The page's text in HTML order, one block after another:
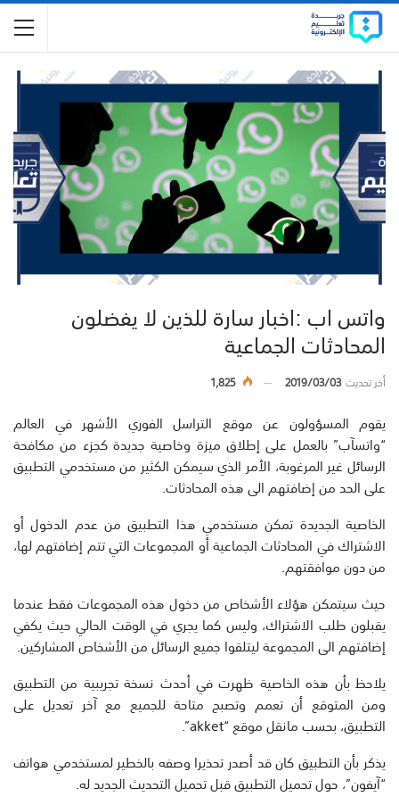
واتس اب :اخبار سارة للذين لا يفضلون
المحادثات الجماعية
أخر تحديث2019/03/03
1,825
يقوم المسؤولون عن موقع التراسل الفوري الأشهر في العالم
“واتسآب” بالعمل على إطلاق ميزة وخاصية جديدة كجزء من مكافحة
الرسائل غير المرغوبة، الأمر الذي سيمكن الكثير من مستخدمي التطبيق
على الحد من إضافتهم الى هذه المحادثات.
الخاصية الجديدة تمكن مستخدمي هذا التطبيق من عدم الدخول أو
الاشتراك في المحادثات الجماعية أو المجموعات التي تتم إضافتهم لها،
من دون موافقتهم.
حيث سيتمكن هؤلاء الأشخاص من دخول هذه المجموعات فقط عندما
يقبلون طلب الاشتراك، وليس كما يجري في الوقت الحالي حيث يكفي
إضافتهم الى المجموعة ليتلقوا جميع الرسائل من الأشخاص المشاركين.
يلاحظ بأن هذه الخاصية ظهرت في أحدث نسخة تجريبية من التطبيق
ومن المتوقع أن تعمم وتصبح متاحة للجميع مع آخر تعديل على
التطبيق، بحسب مانقل موقع “akket”.
يذكر بأن التطبيق كان قد أصدر تحذيرا وصفه بالخطير لمستخدمي هواتف
“آيفون”، حول تحميل التطبيق قبل تحميل التحديث الجديد له.